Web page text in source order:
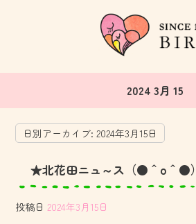
2024 3月 15
日別アーカイブ:2024年3月15日
★北花田ニュ～ス（●＾o＾●
投稿日 2024年3月15日